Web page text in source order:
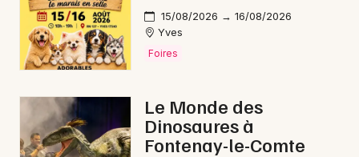
Mon email
Je m'abonne
15/08/2026 → 16/08/2026
Yves
Foires
Le Monde des
Dinosaures à
Fontenay-le-Comte